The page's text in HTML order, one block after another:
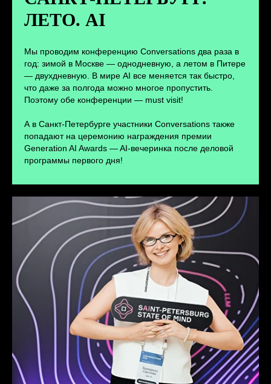
ЛЕТО. AI
Мы проводим конференцию Conversations два раза в
год: зимой в Москве — однодневную, а летом в Питере
— двухдневную. В мире AI все меняется так быстро,
что даже за полгода можно многое пропустить.
Поэтому обе конференции — must visit!
А в Санкт-Петербурге участники Conversations также
попадают на церемонию награждения премии
Generation AI Awards — AI-вечеринка после деловой
программы первого дня!